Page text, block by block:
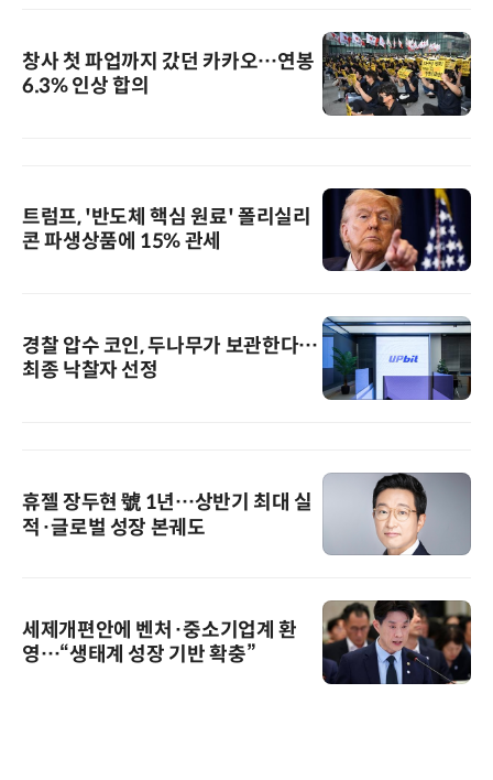
창사 첫 파업까지 갔던 카카오…연봉
6.3% 인상 합의
트럼프, '반도체 핵심 원료' 폴리실리
콘 파생상품에 15% 관세
경찰 압수 코인, 두나무가 보관한다…
최종 낙찰자 선정
휴젤 장두현 號 1년…상반기 최대 실
적·글로벌 성장 본궤도
세제개편안에 벤처·중소기업계 환
영…“생태계 성장 기반 확충”